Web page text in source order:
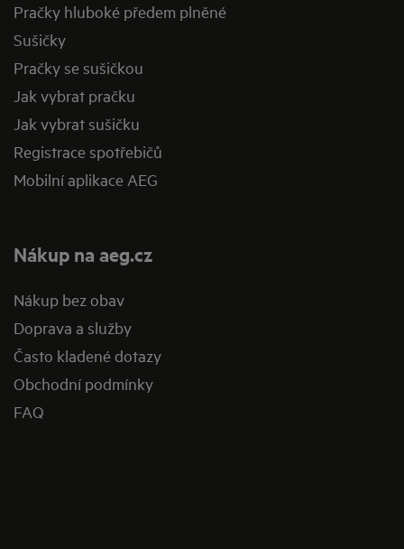
Pračky hluboké předem plněné
Sušičky
Pračky se sušičkou
Jak vybrat pračku
Jak vybrat sušičku
Registrace spotřebičů
Mobilní aplikace AEG
Nákup na aeg.cz
Nákup bez obav
Doprava a služby
Často kladené dotazy
Obchodní podmínky
FAQ